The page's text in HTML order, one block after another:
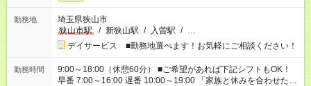
勤務地
埼玉県狭山市
狭山市駅
/ 新狭山駅 / 入曽駅 / …
デイサービス ■勤務地選べます！お気軽にご相談ください！
勤務時間
9:00～18:00（休憩60分） ■ご希望があれば下記シフトもOK！
早番 7:00～16:00 遅番 10:00～19:00 「家族と休みを合わせた